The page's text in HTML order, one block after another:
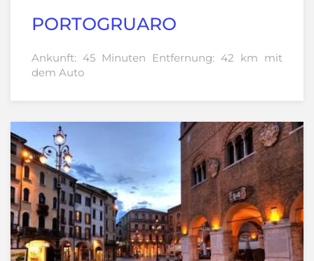
PORTOGRUARO
Ankunft: 45 Minuten Entfernung: 42 km mit
dem Auto